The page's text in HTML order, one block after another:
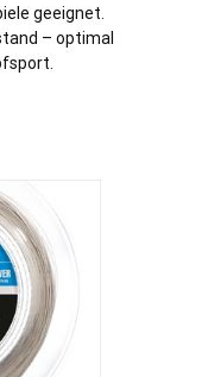
geeignet.
– optimal